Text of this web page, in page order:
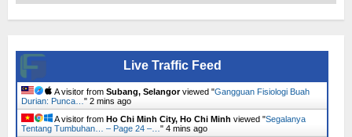
Live Traffic Feed
A visitor from Subang, Selangorviewed "Gangguan Fisiologi Buah
Durian: Punca… " 2 mins ago
A visitor from Ho Chi Minh City, Ho Chi Minh viewed "Segalanya
Tentang Tumbuhan… – Page 24 –… " 4 mins ago